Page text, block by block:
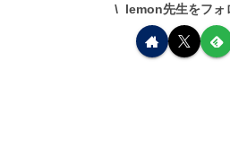
lemon先生をフォ